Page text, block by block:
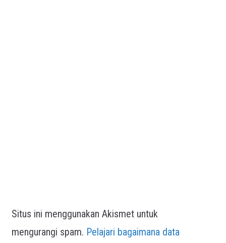
Situs ini menggunakan Akismet untuk
mengurangi spam. Pelajari bagaimana data